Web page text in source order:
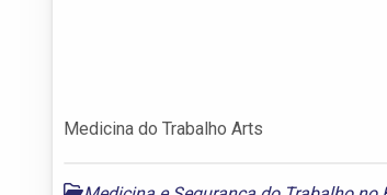
Medicina do Trabalho Arts